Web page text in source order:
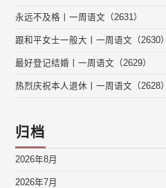
永远不及格丨一周语文（2631）
跟和平女士一般大丨一周语文（2630）
最好登记结婚丨一周语文（2629）
热烈庆祝本人退休丨一周语文（2628）
归档
2026年8月
2026年7月